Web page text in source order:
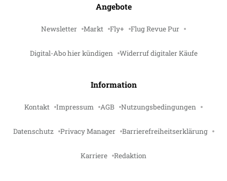
Angebote
Newsletter Markt Fly+ Flug Revue Pur
Digital-Abo hier kündigen Widerruf digitaler Käufe
Information
Kontakt Impressum AGB Nutzungsbedingungen
Datenschutz Privacy Manager Barrierefreiheitserklärung
Karriere Redaktion